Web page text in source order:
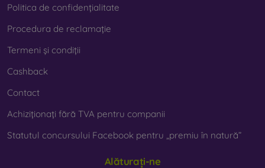
Politica de confidențialitate
Procedura de reclamație
Termeni și condiții
Cashback
Contact
Achiziționați fără TVA pentru companii
Statutul concursului Facebook pentru „premiu în natură”
Alăturați-ne